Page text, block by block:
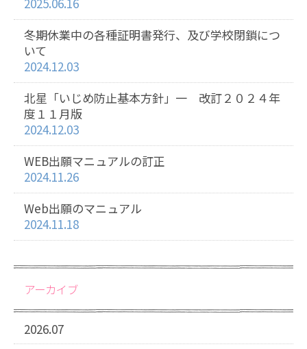
冬期休業中の各種証明書発行、及び学校閉鎖につ
いて
2024.12.03
北星「いじめ防止基本方針」一 改訂２０２４年
度１１月版
2024.12.03
WEB出願マニュアルの訂正
2024.11.26
Web出願のマニュアル
2024.11.18
アーカイブ
2026.07